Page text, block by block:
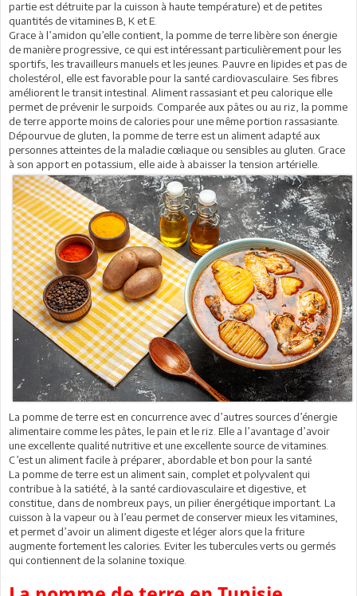
partie est détruite par la cuisson à haute température) et de petites
quantités de vitamines B, K et E.
Grace à l’amidon qu’elle contient, la pomme de terre libère son énergie
de manière progressive, ce qui est intéressant particulièrement pour les
sportifs, les travailleurs manuels et les jeunes. Pauvre en lipides et pas de
cholestérol, elle est favorable pour la santé cardiovasculaire. Ses fibres
améliorent le transit intestinal. Aliment rassasiant et peu calorique elle
permet de prévenir le surpoids. Comparée aux pâtes ou au riz, la pomme
de terre apporte moins de calories pour une même portion rassasiante.
Dépourvue de gluten, la pomme de terre est un aliment adapté aux
personnes atteintes de la maladie cœliaque ou sensibles au gluten. Grace
à son apport en potassium, elle aide à abaisser la tension artérielle.
La pomme de terre est en concurrence avec d’autres sources d’énergie
alimentaire comme les pâtes, le pain et le riz. Elle a l’avantage d’avoir
une excellente qualité nutritive et une excellente source de vitamines.
C’est un aliment facile à préparer, abordable et bon pour la santé
La pomme de terre est un aliment sain, complet et polyvalent qui
contribue à la satiété, à la santé cardiovasculaire et digestive, et
constitue, dans de nombreux pays, un pilier énergétique important. La
cuisson à la vapeur ou à l’eau permet de conserver mieux les vitamines,
et permet d’avoir un aliment digeste et léger alors que la friture
augmente fortement les calories. Eviter les tubercules verts ou germés
qui contiennent de la solanine toxique.